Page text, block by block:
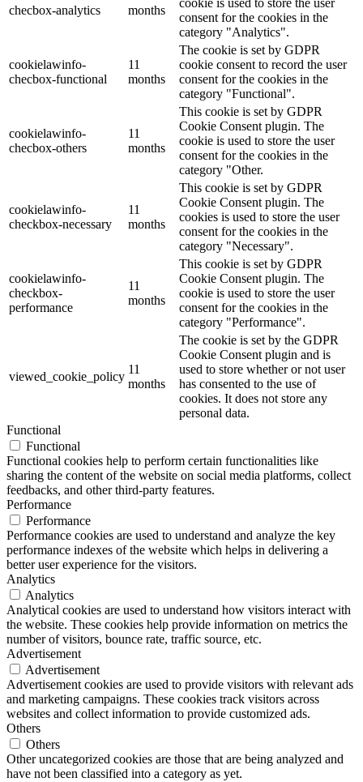
checbox-analytics
months
cookie is used to store the user
consent for the cookies in the
category "Analytics".
cookielawinfo-
checbox-functional
11
months
The cookie is set by GDPR
cookie consent to record the user
consent for the cookies in the
category "Functional".
cookielawinfo-
checbox-others
11
months
This cookie is set by GDPR
Cookie Consent plugin. The
cookie is used to store the user
consent for the cookies in the
category "Other.
cookielawinfo-
checkbox-necessary
11
months
This cookie is set by GDPR
Cookie Consent plugin. The
cookies is used to store the user
consent for the cookies in the
category "Necessary".
cookielawinfo-
checkbox-
performance
11
months
This cookie is set by GDPR
Cookie Consent plugin. The
cookie is used to store the user
consent for the cookies in the
category "Performance".
viewed_cookie_policy
11
months
The cookie is set by the GDPR
Cookie Consent plugin and is
used to store whether or not user
has consented to the use of
cookies. It does not store any
personal data.
Functional
Functional
Functional cookies help to perform certain functionalities like
sharing the content of the website on social media platforms, collect
feedbacks, and other third-party features.
Performance
Performance
Performance cookies are used to understand and analyze the key
performance indexes of the website which helps in delivering a
better user experience for the visitors.
Analytics
Analytics
Analytical cookies are used to understand how visitors interact with
the website. These cookies help provide information on metrics the
number of visitors, bounce rate, traffic source, etc.
Advertisement
Advertisement
Advertisement cookies are used to provide visitors with relevant ads
and marketing campaigns. These cookies track visitors across
websites and collect information to provide customized ads.
Others
Others
Other uncategorized cookies are those that are being analyzed and
have not been classified into a category as yet.